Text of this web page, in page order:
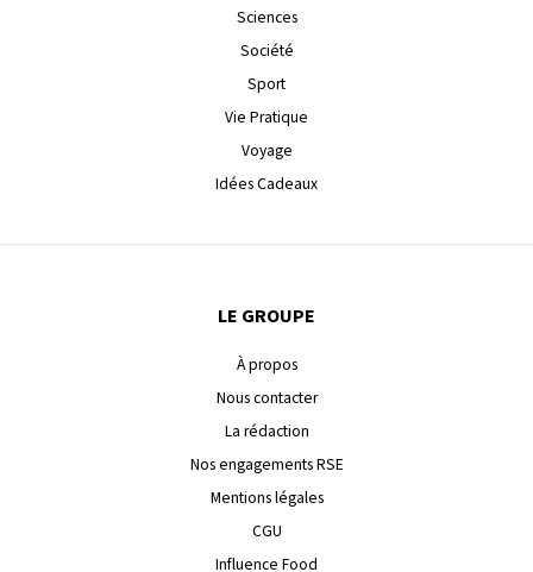
Sciences
Société
Sport
Vie Pratique
Voyage
Idées Cadeaux
LE GROUPE
À propos
Nous contacter
La rédaction
Nos engagements RSE
Mentions légales
CGU
Influence Food